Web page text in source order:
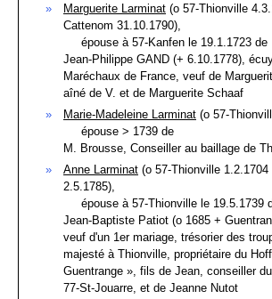
Marguerite Larminat (o 57-Thionville
Cattenom 31.10.1790),
épouse à 57-Kanfen le 19.1.1723 de
Jean-Philippe GAND (+ 6.10.1778),
Maréchaux de France, veuf de
aîné de V. et de Marguerite Schaaf
Marie-Madeleine Larminat (o 57-
épouse > 1739 de
M. Brousse, Conseiller au baillage de
Anne Larminat (o 57-Thionville
2.5.1785),
épouse à 57-Thionville le 19.5.1739
Jean-Baptiste Patiot (o 1685 +
veuf d'un 1er mariage, trésorier des
majesté à Thionville, propriétaire du
Guentrange », fils de Jean, conseiller
77-St-Jouarre, et de Jeanne Nutot